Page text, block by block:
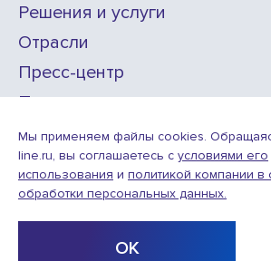
Решения и услуги
Отрасли
Пресс-центр
Проекты
Карьера
ИТ-аккредитация
Условия использования веб-сайта
Мы применяем файлы cookies.
line.ru, вы соглашаетесь с условиями его
использования и политикой компании в
обработки персональных данных.
ОК